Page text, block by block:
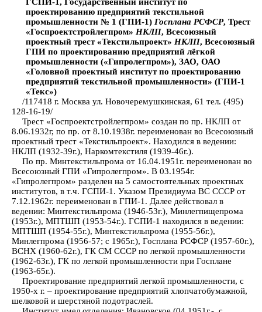
проектированию предприятий текстильной
промышленности № 1 (ГПИ-1) Госплана РСФСР, Трест
«Госпроектстройлегпром» НКЛП, Всесоюзный
проектный трест «Текстильпроект» НКЛП, Всесоюзный
ГПИ по проектированию предприятий лёгкой
промышленности («Гипролегпром»), ЗАО, ОАО
«Головной проектный институт по проектированию
предприятий текстильной промышленности» (ГПИ-1
«Текс»)
/117418 г. Москва ул. Новочеремушкинская, 61 тел. (495)
128-16-19/
Трест «Госпроектстройлегпром» создан по пр. НКЛП от
8.06.1932г, по пр. от 8.10.1938г. переименован во Всесоюзный
проектный трест «Текстильпроект». Находился в ведении:
НКЛП (1932-39г.), Наркомтекстиля (1939-46г.).
По пр. Минтекстильпрома от 16.04.1951г. переименован во
Всесоюзный ГПИ «Гипролегпром». В 03.1954г.
«Гипролегпром» разделен на 5 самостоятельных проектных
институтов, в т.ч. ГСПИ-1. Указом Президиума ВС СССР от
7.12.1962г. переименован в ГПИ-1. Далее действовал в
ведении: Минтекстильпрома (1946-53г.), Минлегпищепрома
(1953г.), МПТШП (1953-54г.). ГСПИ-1 находился в ведении:
МПТШП (1954-55г.), Минтекстильпрома (1955-56г.),
Минлегпрома (1956-57; с 1965г.), Госплана РСФСР (1957-60г.),
ВСНХ (1960-62г.), ГК СМ СССР по легкой промышленности
(1962-63г.), ГК по легкой промышленности при Госплане
(1963-65г.).
Проектирование предприятий легкой промышленности, с
1950-х г. – проектирование предприятий хлопчатобумажной,
шелковой и шерстяной подотраслей.